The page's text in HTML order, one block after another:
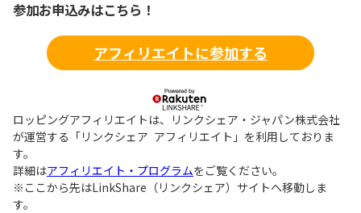
参加お申込みはこちら！
アフィリエイトに参加する
ロッピングアフィリエイトは、リンクシェア・ジャパン株式会社
が運営する「リンクシェア アフィリエイト」を利用しておりま
す。
詳細はアフィリエイト・プログラムをご覧ください。
※ここから先はLinkShare（リンクシェア）サイトへ移動しま
す。